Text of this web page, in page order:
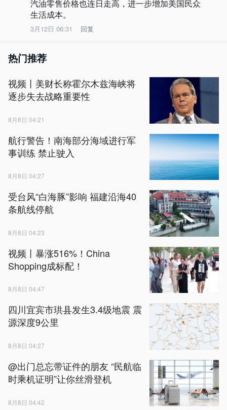
汽油零售价格也连日走高，进一步增加美国民众
生活成本。
3月12日 06:31 回复
热门推荐
视频丨美财长称霍尔木兹海峡将
逐步失去战略重要性
8月8日 04:21
航行警告！南海部分海域进行军
事训练 禁止驶入
8月8日 04:27
受台风“白海豚”影响 福建沿海40
条航线停航
8月8日 04:23
视频丨暴涨516%！China
Shopping成标配！
8月8日 04:47
四川宜宾市珙县发生3.4级地震 震
源深度9公里
8月8日 04:27
@出门总忘带证件的朋友 “民航临
时乘机证明”让你丝滑登机
8月8日 04:42